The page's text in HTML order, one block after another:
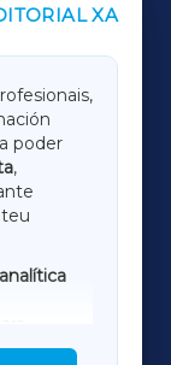
XA
poder
,